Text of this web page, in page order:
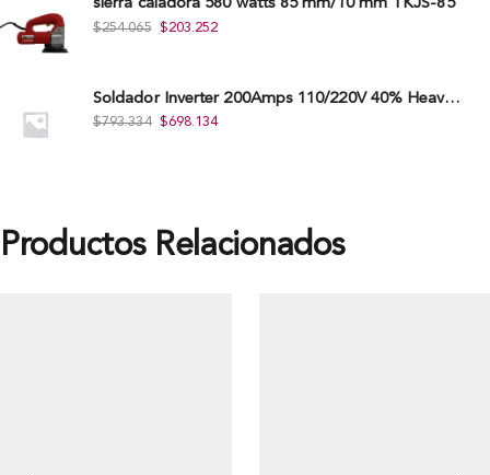
sierra caladora 580 watts 85 mm/10 mm TKJS-85
$254.065 $203.252
Soldador Inverter 200Amps 110/220V 40% Heavy Duty (Hd) Tkwi-200-C
$793.334 $698.134
Productos Relacionados